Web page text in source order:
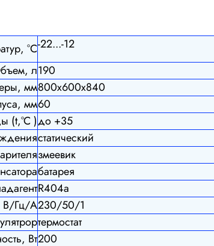
°C-22...-12
л190
мм800х600х840
мм60
(t,°C )до +35
статический
змеевик
батарея
R404a
В/Гц/А230/50/1
термостат
Вт200